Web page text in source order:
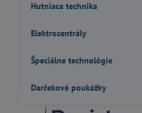
Hutniaca technika
Elektrocentrály
Špeciálne technológie
Darčekové poukážky